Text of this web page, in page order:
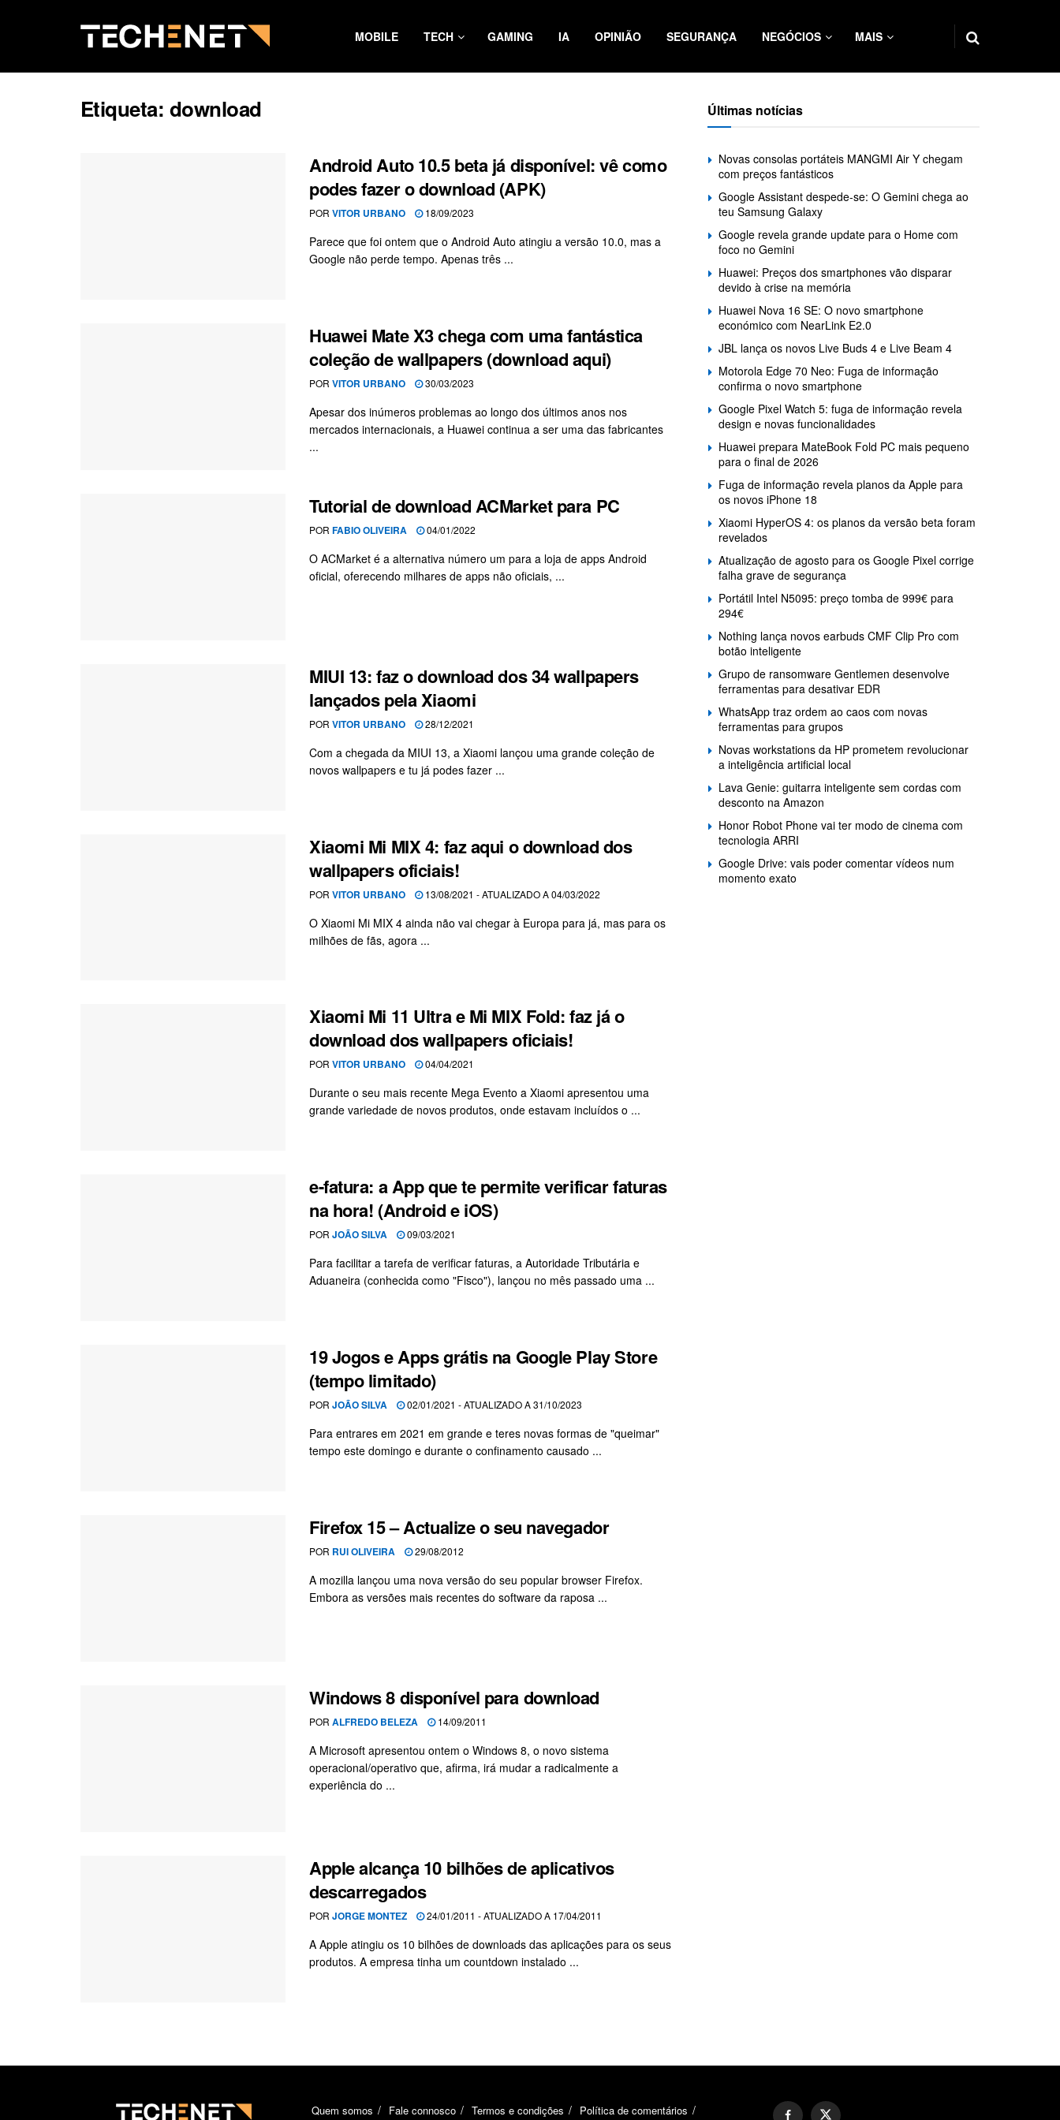
MOBILE TECH GAMING IA OPINIÃO SEGURANÇA NEGÓCIOS MAIS
Etiqueta: download
Android Auto 10.5 beta já disponível: vê como
podes fazer o download (APK)
POR VITOR URBANO 18/09/2023
Parece que foi ontem que o Android Auto atingiu a versão 10.0, mas a
Google não perde tempo. Apenas três ...
Huawei Mate X3 chega com uma fantástica
coleção de wallpapers (download aqui)
POR VITOR URBANO 30/03/2023
Apesar dos inúmeros problemas ao longo dos últimos anos nos
mercados internacionais, a Huawei continua a ser uma das fabricantes
...
Tutorial de download ACMarket para PC
POR FABIO OLIVEIRA 04/01/2022
O ACMarket é a alternativa número um para a loja de apps Android
oficial, oferecendo milhares de apps não oficiais, ...
MIUI 13: faz o download dos 34 wallpapers
lançados pela Xiaomi
POR VITOR URBANO 28/12/2021
Com a chegada da MIUI 13, a Xiaomi lançou uma grande coleção de
novos wallpapers e tu já podes fazer ...
Xiaomi Mi MIX 4: faz aqui o download dos
wallpapers oficiais!
POR VITOR URBANO 13/08/2021 - ATUALIZADO A 04/03/2022
O Xiaomi Mi MIX 4 ainda não vai chegar à Europa para já, mas para os
milhões de fãs, agora ...
Xiaomi Mi 11 Ultra e Mi MIX Fold: faz já o
download dos wallpapers oficiais!
POR VITOR URBANO 04/04/2021
Durante o seu mais recente Mega Evento a Xiaomi apresentou uma
grande variedade de novos produtos, onde estavam incluídos o ...
e-fatura: a App que te permite verificar faturas
na hora! (Android e iOS)
POR JOÃO SILVA 09/03/2021
Para facilitar a tarefa de verificar faturas, a Autoridade Tributária e
Aduaneira (conhecida como "Fisco"), lançou no mês passado uma ...
19 Jogos e Apps grátis na Google Play Store
(tempo limitado)
POR JOÃO SILVA 02/01/2021 - ATUALIZADO A 31/10/2023
Para entrares em 2021 em grande e teres novas formas de "queimar"
tempo este domingo e durante o confinamento causado ...
Firefox 15 – Actualize o seu navegador
POR RUI OLIVEIRA 29/08/2012
A mozilla lançou uma nova versão do seu popular browser Firefox.
Embora as versões mais recentes do software da raposa ...
Windows 8 disponível para download
POR ALFREDO BELEZA 14/09/2011
A Microsoft apresentou ontem o Windows 8, o novo sistema
operacional/operativo que, afirma, irá mudar a radicalmente a
experiência do ...
Apple alcança 10 bilhões de aplicativos
descarregados
POR JORGE MONTEZ 24/01/2011 - ATUALIZADO A 17/04/2011
A Apple atingiu os 10 bilhões de downloads das aplicações para os seus
produtos. A empresa tinha um countdown instalado ...
Últimas notícias
Novas consolas portáteis MANGMI Air Y chegam
com preços fantásticos
Google Assistant despede-se: O Gemini chega ao
teu Samsung Galaxy
Google revela grande update para o Home com
foco no Gemini
Huawei: Preços dos smartphones vão disparar
devido à crise na memória
Huawei Nova 16 SE: O novo smartphone
económico com NearLink E2.0
JBL lança os novos Live Buds 4 e Live Beam 4
Motorola Edge 70 Neo: Fuga de informação
confirma o novo smartphone
Google Pixel Watch 5: fuga de informação revela
design e novas funcionalidades
Huawei prepara MateBook Fold PC mais pequeno
para o final de 2026
Fuga de informação revela planos da Apple para
os novos iPhone 18
Xiaomi HyperOS 4: os planos da versão beta foram
revelados
Atualização de agosto para os Google Pixel corrige
falha grave de segurança
Portátil Intel N5095: preço tomba de 999€ para
294€
Nothing lança novos earbuds CMF Clip Pro com
botão inteligente
Grupo de ransomware Gentlemen desenvolve
ferramentas para desativar EDR
WhatsApp traz ordem ao caos com novas
ferramentas para grupos
Novas workstations da HP prometem revolucionar
a inteligência artificial local
Lava Genie: guitarra inteligente sem cordas com
desconto na Amazon
Honor Robot Phone vai ter modo de cinema com
tecnologia ARRI
Google Drive: vais poder comentar vídeos num
momento exato
Quem somos Fale connosco Termos e condições Política de comentários